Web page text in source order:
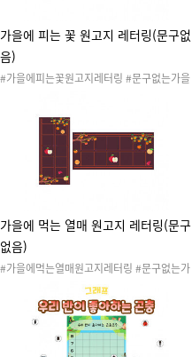
가을에 피는 꽃 원고지 레터링(문구없
음)
#가을에피는꽃원고지레터링 #문구없는가을
#가을환경 #가을활동 #가을놀이 #가을꾸미
기 #가을도안 #가을프로젝트 #가을레터링 #
가을환경구성
가을에 먹는 열매 원고지 레터링(문구
없음)
#가을에먹는열매원고지레터링 #문구없는가
을에먹는열매원고지레터링 #가을 #계절 #낙
엽 #자연 #자연물 #가을나무 #가을꽃 #가을
환경 #가을활동 #가을놀이 #가을꾸미기 #가
을도안 #가을프로젝트 #가을레터링 #가을열
매 #가을환경구성